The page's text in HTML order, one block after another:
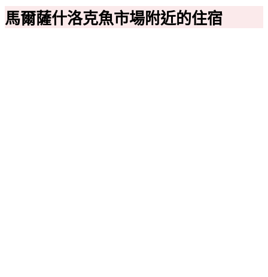
馬爾薩什洛克魚市場附近的住宿